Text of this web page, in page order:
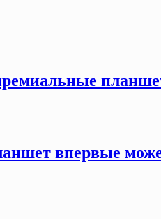
впервые